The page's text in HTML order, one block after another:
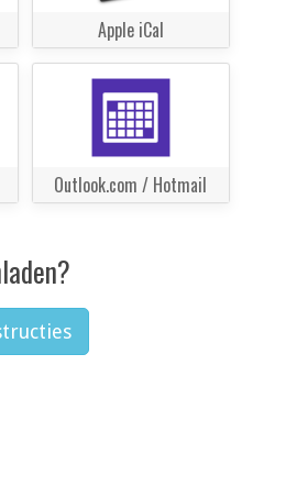
Apple iCal
Outlook.com / Hotmail